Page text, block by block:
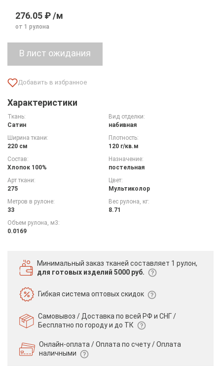
276.05 ₽ /м
от 1 рулона
Характеристики
Ткань:
Сатин
Вид отделки:
набивная
Ширина ткани:
220 см
Плотность:
120 г/кв.м
Состав:
Хлопок 100%
Назначение:
постельная
Арт ткани:
275
Цвет:
Мультиколор
Метров в рулоне:
33
Вес рулона, кг:
8.71
Объем рулона, м3:
0.0169
Минимальный заказ тканей составляет 1 рулон,
для готовых изделий 5000 руб.
Гибкая системаоптовых скидок
Самовывоз / Доставка по всей РФ и СНГ /
Бесплатно по городу и до ТК
Онлайн-оплата / Оплата по счету /Оплата
наличными